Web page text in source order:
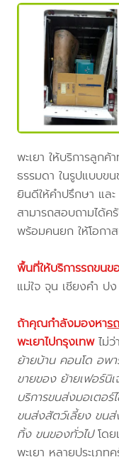
พะเยา ให้บริการลูก
ธรรมดา ในรูปแบบข
ยินดีให้คำปรึกษา และ
สามารถสอบถามได้ค
พร้อมคนยก ให้โอกาส
พื้นที่ให้บริการรถขนข
แม่ใจ จุน เชียงคำ ป
ถ้าคุณกำลังมองหาร
พะเยาไปกรุงเทพไม่ว่
ย้ายบ้าน คอนโด อพ
ขายของ ย้ายเฟอร์นิ
บริการขนส่งมอเตอ
ขนส่งสัตว์เลี้ยง ขนส่
ทิ้ง ขนของทั่วไปโด
พะเยา หลายประเภท